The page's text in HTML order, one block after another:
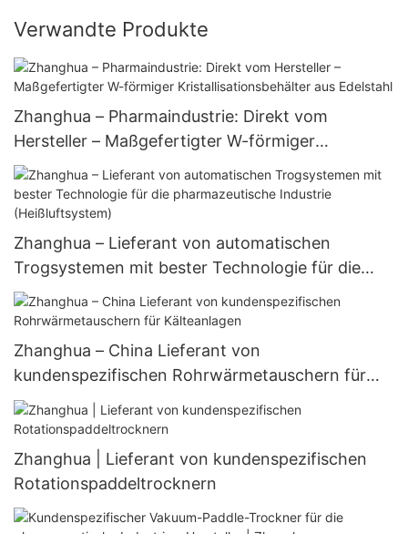
Verwandte Produkte
Zhanghua – Pharmaindustrie: Direkt vom
Hersteller – Maßgefertigter W-förmiger
Kristallisationsbehälter aus Edelstahl
Zhanghua – Lieferant von automatischen
Trogsystemen mit bester Technologie für die
pharmazeutische Industrie (Heißluftsystem)
Zhanghua – China Lieferant von
kundenspezifischen Rohrwärmetauschern für
Kälteanlagen
Zhanghua | Lieferant von kundenspezifischen
Rotationspaddeltrocknern